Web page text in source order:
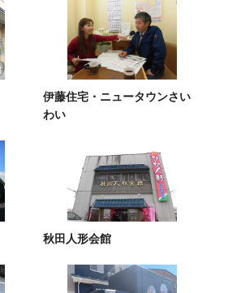
伊藤住宅・ニュータウンさい
わい
秋田人形会館